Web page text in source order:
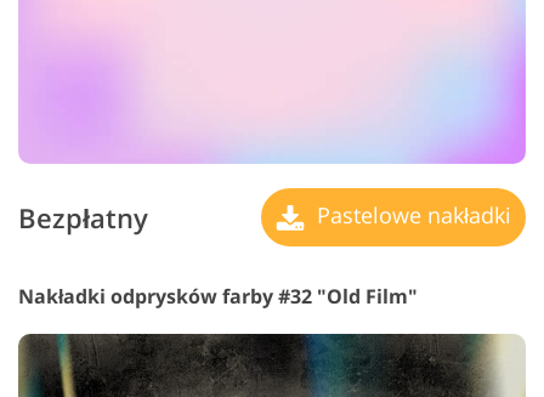
Bezpłatny Pastelowe nakładki
Nakładki odprysków farby #32 "Old Film"